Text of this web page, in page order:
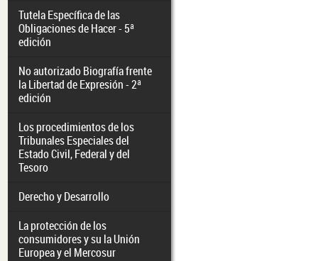
Tutela Específica de las
Obligaciones de Hacer - 5ª
edición
No autorizado Biografía frente
la Libertad de Expresión - 2ª
edición
Los procedimientos de los
Tribunales Especiales del
Estado Civil, Federal y del
Tesoro
Derecho y Desarrollo
La protección de los
consumidores y su la Unión
Europea y el Mercosur